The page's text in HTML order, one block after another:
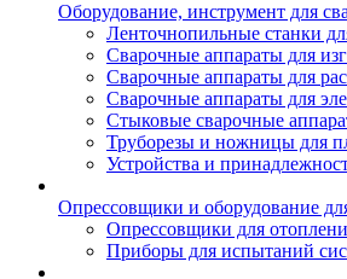
Оборудование, инструмент для
Ленточнопильные станки
Сварочные аппараты для
Сварочные аппараты для
Сварочные аппараты для
Стыковые сварочные
Труборезы и ножницы для
Устройства и
Опрессовщики и оборудование
Опрессовщики для
Приборы для испытаний